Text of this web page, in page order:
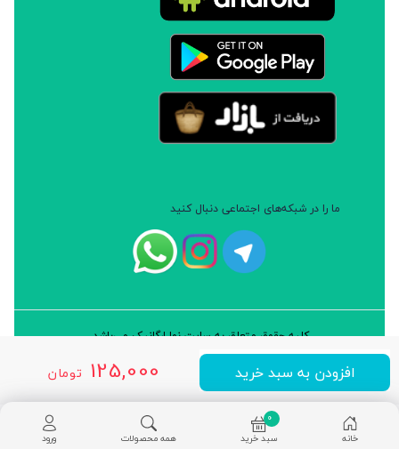
125,000 تومان افزودن به سبد خرید
مقدار مصرف: 1 تا 3 گرم به صورت دم کرده و به صورت
ماسک قابل استفاده است.
ما را در شبکه‌های اجتماعی دنبال کنید
کلیه حقوق متعلق به سایت نوا ارگانیک می‌باشد.
طراحی و توسعه: شرکت داده پردازان سورن ایرانیان (نرم افزار سارب)
خانه
0
سبد خرید
همه محصولات ورود